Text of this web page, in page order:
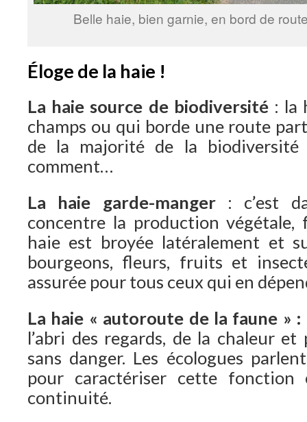
Belle haie, bien garnie, en bord de
Éloge de la haie !
La haie source de biodiversité: la
champs ou qui borde une route
de la majorité de la biodiversité
comment…
La haie garde-manger : c’est
concentre la production
haie est broyée latéralement et
bourgeons, fleurs, fruits et
assurée pour tous ceux qui en
La haie « autoroute de la faune » :
l’abri des regards, de la chaleur et
sans danger. Les écologues
pour caractériser cette
continuité.